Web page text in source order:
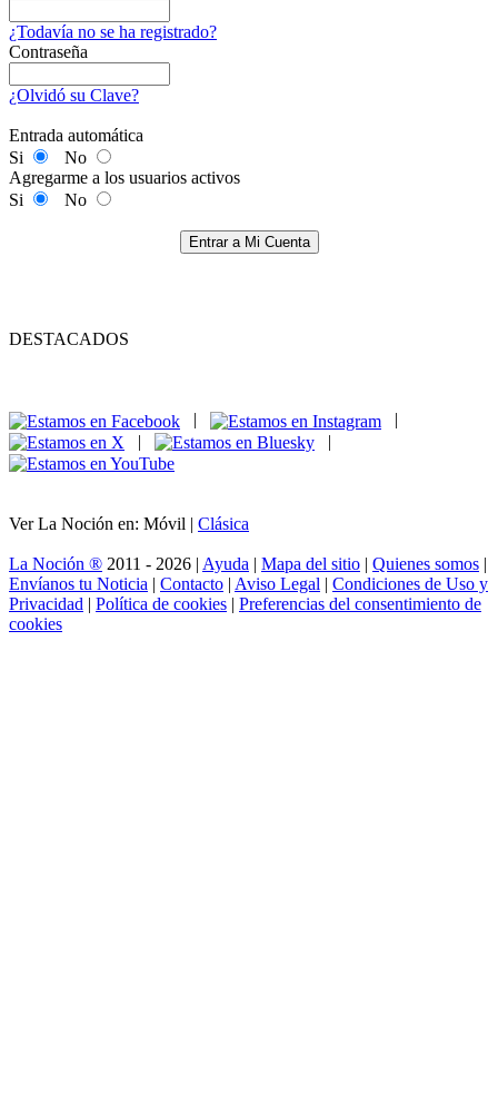
¿Todavía no se ha registrado?
Contraseña
¿Olvidó su Clave?
Entrada automática
Si
No
Agregarme a los usuarios activos
Si
No
Entrar a Mi Cuenta
DESTACADOS
|
|
Ver La Noción en: Móvil | Clásica
La Noción ® 2011 - 2026 | Ayuda | Mapa del sitio | Quienes somos |
Envíanos tu Noticia | Contacto | Aviso Legal | Condiciones de Uso y
Privacidad | Política de cookies | Preferencias del consentimiento de
cookies